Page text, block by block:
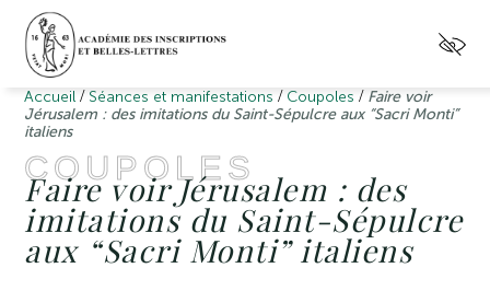
Accueil / Séances et manifestations / Coupoles / Faire voir
Jérusalem : des imitations du Saint-Sépulcre aux “Sacri Monti”
italiens
COUPOLES
Faire voir Jérusalem : des
imitations du Saint-Sépulcre
aux “Sacri Monti” italiens